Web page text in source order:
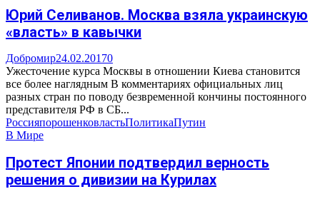
Юрий Селиванов. Москва взяла украинскую
«власть» в кавычки
Добромир24.02.20170
Ужесточение курса Москвы в отношении Киева становится
все более наглядным В комментариях официальных лиц
разных стран по поводу безвременной кончины постоянного
представителя РФ в СБ...
РоссияпорошенковластьПолитикаПутин
В Мире
Протест Японии подтвердил верность
решения о дивизии на Курилах